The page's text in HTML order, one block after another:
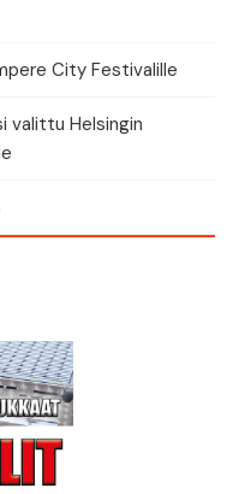
City Festivalille
valittu Helsingin